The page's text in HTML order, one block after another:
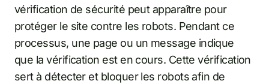
vérification de sécurité peut apparaître pour
protéger le site contre les robots. Pendant ce
processus, une page ou un message indique
que la vérification est en cours. Cette vérification
sert à détecter et bloquer les robots afin de